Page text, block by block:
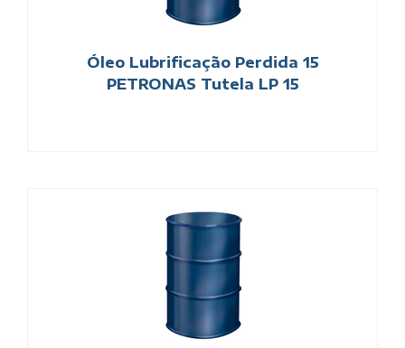
Óleo Lubrificação Perdida 15
PETRONAS Tutela LP 15